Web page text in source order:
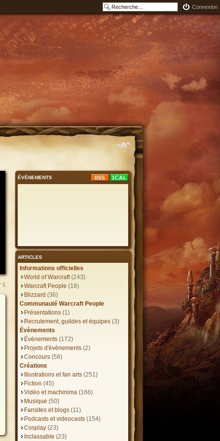
Connexion
1
ÉVÈNEMENTS
ARTICLES
Informations officielles
World of Warcraft(243)
Warcraft People (18)
Blizzard (36)
Communauté Warcraft People
Présentations(1)
Recrutement, guildes et équipes(3)
Évènements
Évènements(172)
Projets d'évènements(2)
Concours(58)
Créations
Illustrations et fan arts(251)
Fiction (45)
Vidéo et machinima(166)
Musique (50)
Fansites et blogs(11)
Podcasts et videocasts(154)
Cosplay(23)
Inclassable (23)